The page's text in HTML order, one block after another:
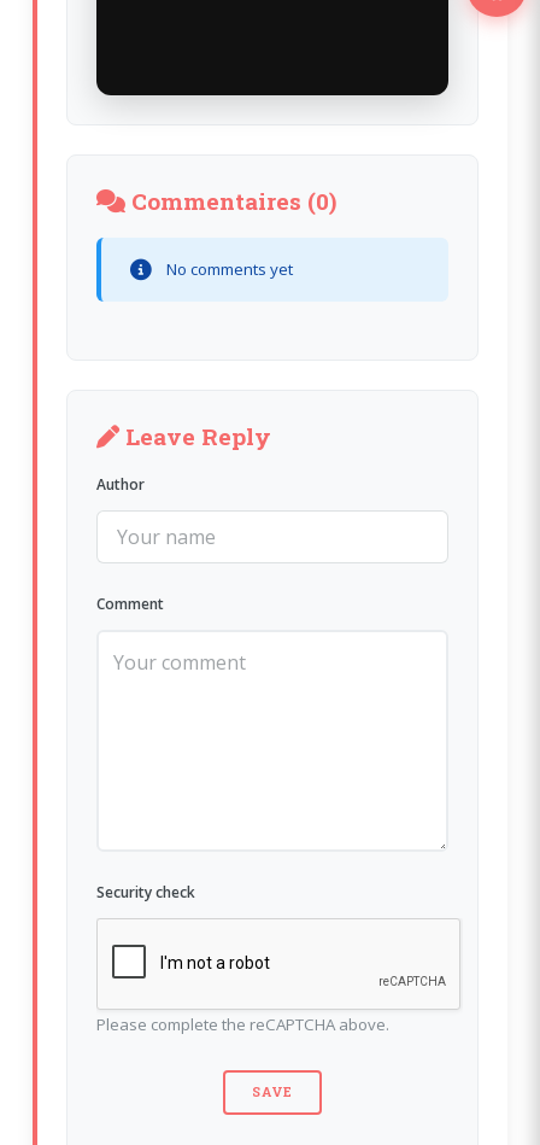
Commentaires (0)
No comments yet
Leave Reply
Author
Comment
Security check
Please complete the reCAPTCHA above.